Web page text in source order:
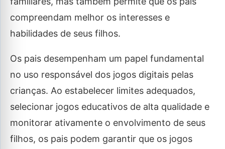
compreendam melhor os interesses e
habilidades de seus filhos.
Os pais desempenham um papel fundamental
no uso responsável dos jogos digitais pelas
crianças. Ao estabelecer limites adequados,
selecionar jogos educativos de alta qualidade e
monitorar ativamente o envolvimento de seus
filhos, os pais podem garantir que os jogos